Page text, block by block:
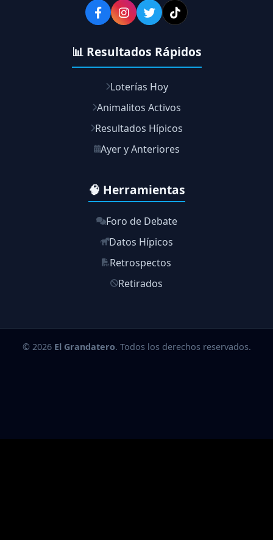
📊 Resultados Rápidos
Loterías Hoy
Animalitos Activos
Resultados Hípicos
Ayer y Anteriores
🧠 Herramientas
Foro de Debate
Datos Hípicos
Retrospectos
Retirados
© 2026 El Grandatero. Todos los derechos reservados.